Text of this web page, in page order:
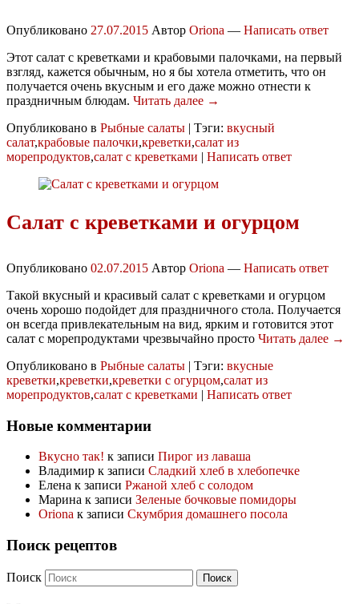
Опубликовано 27.07.2015 Автор Oriona — Написать ответ
Этот салат с креветками и крабовыми палочками, на первый
взгляд, кажется обычным, но я бы хотела отметить, что он
получается очень вкусным и его даже можно отнести к
праздничным блюдам. Читать далее →
Опубликовано в Рыбные салаты | Тэги: вкусный
салат,крабовые палочки,креветки,салат из
морепродуктов,салат с креветками | Написать ответ
Салат с креветками и огурцом
Опубликовано 02.07.2015 Автор Oriona — Написать ответ
Такой вкусный и красивый салат с креветками и огурцом
очень хорошо подойдет для праздничного стола. Получается
он всегда привлекательным на вид, ярким и готовится этот
салат с морепродуктами чрезвычайно просто Читать далее →
Опубликовано в Рыбные салаты | Тэги: вкусные
креветки,креветки,креветки с огурцом,салат из
морепродуктов,салат с креветками | Написать ответ
Новые комментарии
Вкусно так! к записи Пирог из лаваша
Владимир к записи Сладкий хлеб в хлебопечке
Елена к записи Ржаной хлеб с солодом
Марина к записи Зеленые бочковые помидоры
Oriona к записи Скумбрия домашнего посола
Поиск рецептов
Поиск